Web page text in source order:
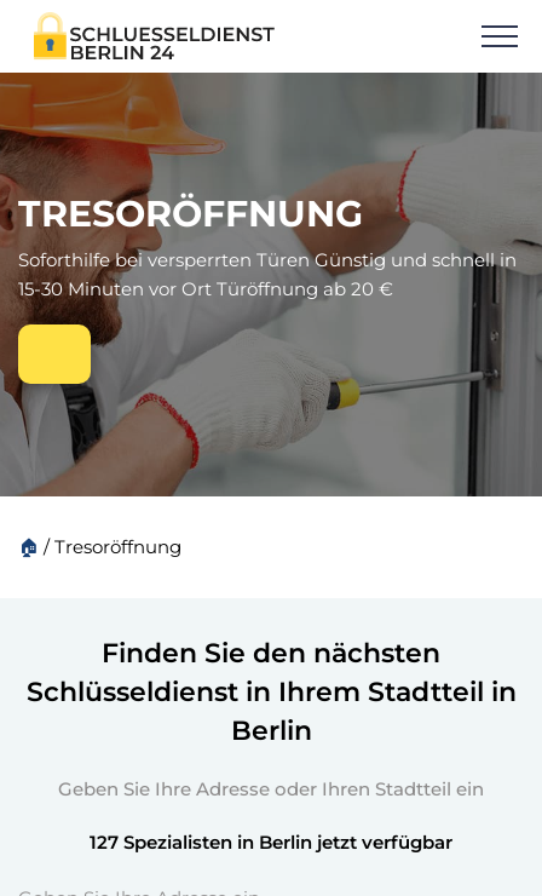
TRESORÖFFNUNG
Soforthilfe bei versperrten Türen Günstig und schnell in
15-30 Minuten vor Ort Türöffnung ab 20 €
🏠 /Tresoröffnung
Finden Sie den nächsten
Schlüsseldienst in Ihrem Stadtteil in
Berlin
Geben Sie Ihre Adresse oder Ihren Stadtteil ein
127 Spezialisten in Berlin jetzt verfügbar